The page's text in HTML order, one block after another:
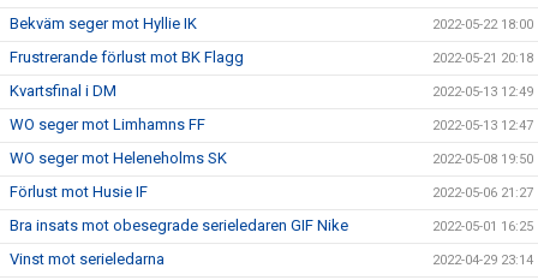
Bekväm seger mot Hyllie IK 2022-05-22 18:00
Frustrerande förlust mot BK Flagg 2022-05-21 20:18
Kvartsfinal i DM 2022-05-13 12:49
WO seger mot Limhamns FF 2022-05-13 12:47
WO seger mot Heleneholms SK 2022-05-08 19:50
Förlust mot Husie IF 2022-05-06 21:27
Bra insats mot obesegrade serieledaren GIF Nike 2022-05-01 16:25
Vinst mot serieledarna 2022-04-29 23:14